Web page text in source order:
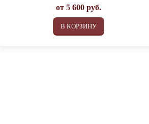
от5 600 руб.
В КОРЗИНУ